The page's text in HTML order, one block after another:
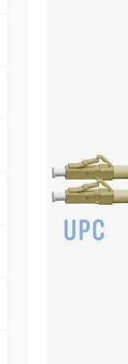
ИБП APC
MikroTik
ELTEX
FortiGate
IP-телефоны